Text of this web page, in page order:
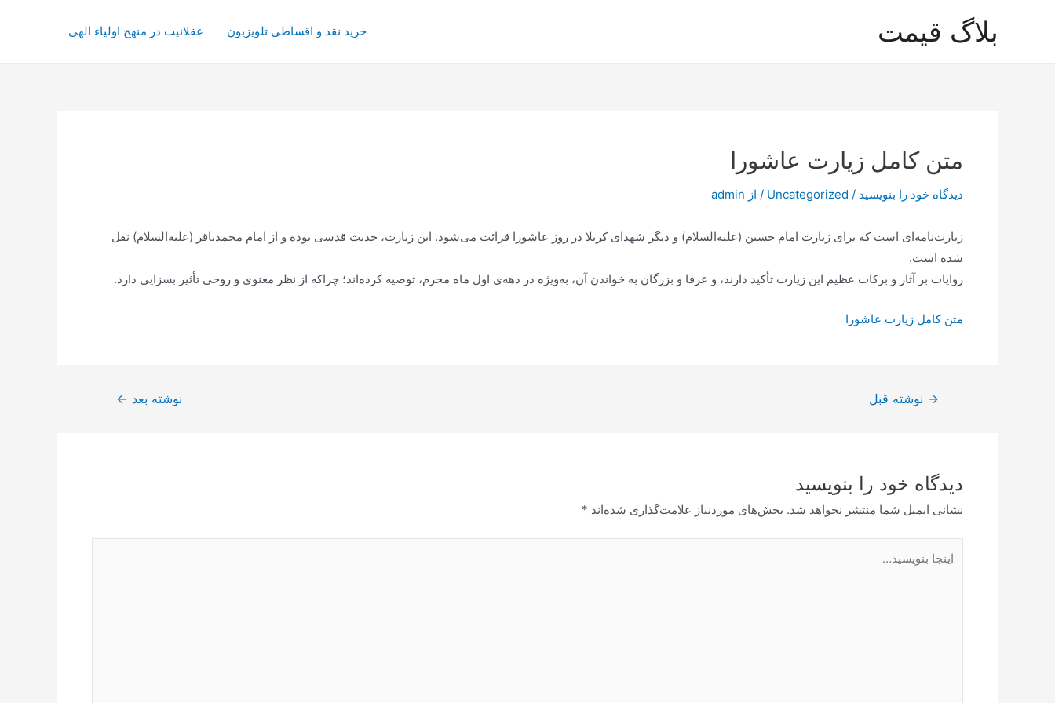
بلاگ قیمت خرید نقد و اقساطی تلویزیون عقلانیت در منهج اولیاء الهی
متن کامل زیارت عاشورا
دیدگاه‌ خود را بنویسید /
Uncategorized / از admin
زیارت‌نامه‌ای است که برای زیارت امام حسین (علیه‌السلام) و دیگر شهدای کربلا در روز عاشورا قرائت می‌شود. این زیارت، حدیث قدسی بوده و از امام محمدباقر (علیه‌السلام) نقل
شده است.
روایات بر آثار و برکات عظیم این زیارت تأکید دارند، و عرفا و بزرگان به خواندن آن، به‌ویژه در دهه‌ی اول ماه محرم، توصیه کرده‌اند؛ چراکه از نظر معنوی و روحی تأثیر بسزایی دارد.
متن کامل زیارت عاشورا
راهبری
→ نوشته قبل نوشته بعد ←
دیدگاه‌ خود را بنویسید
نشانی ایمیل شما منتشر نخواهد شد. بخش‌های موردنیاز علامت‌گذاری شده‌اند *
بنویسید…